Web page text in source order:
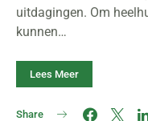
uitdagingen. Om
kunnen…
Lees Meer
Share